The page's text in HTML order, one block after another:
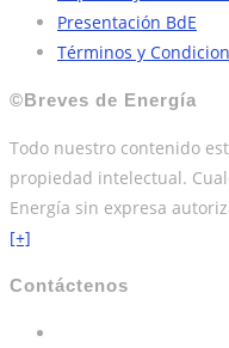
Presentación BdE
Términos y
©Breves de Energía
Todo nuestro contenido
propiedad intelectual.
Energía sin expresa
[+]
Contáctenos